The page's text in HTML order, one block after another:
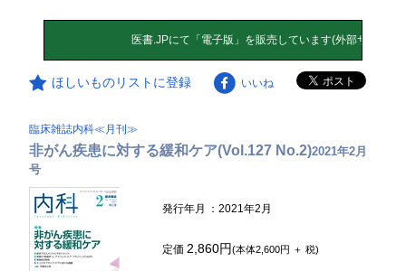
ほしいものリストに登録 いいね
臨床雑誌内科≪月刊≫
非がん疾患に対する緩和ケア(Vol.127 No.2)2021年2月
号
発行年月 ：2021年2月
定価2,860円(本体2,600円 ＋ 税)